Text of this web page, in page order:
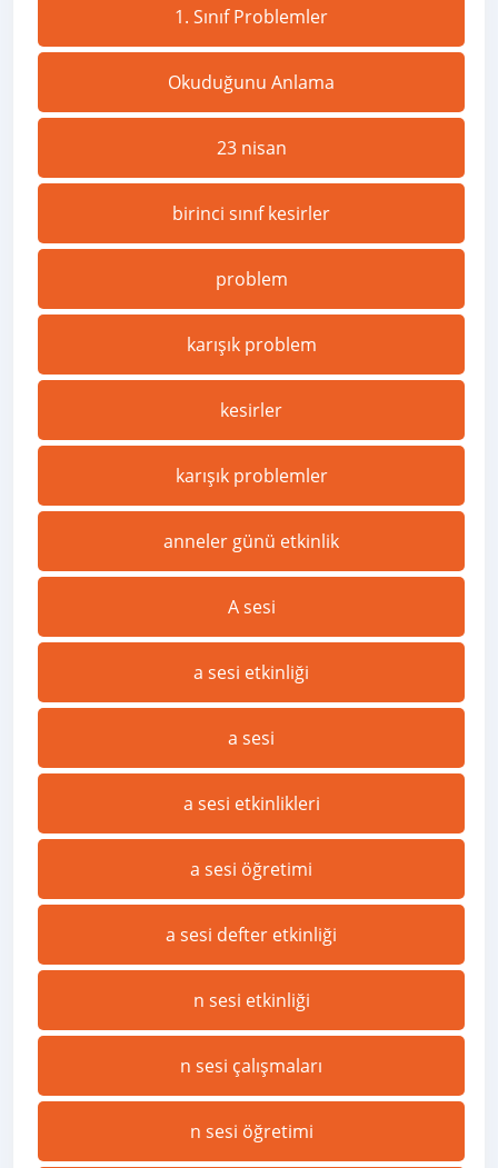
1. Sınıf Problemler
Okuduğunu Anlama
23 nisan
birinci sınıf kesirler
problem
karışık problem
kesirler
karışık problemler
anneler günü etkinlik
A sesi
a sesi etkinliği
a sesi
a sesi etkinlikleri
a sesi öğretimi
a sesi defter etkinliği
n sesi etkinliği
n sesi çalışmaları
n sesi öğretimi